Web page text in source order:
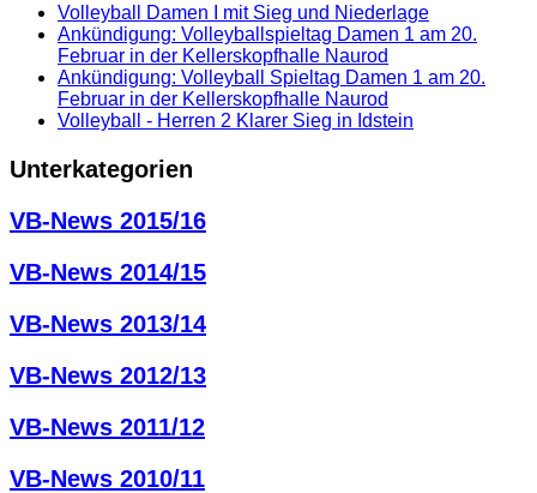
Volleyball Damen I mit Sieg und Niederlage
Ankündigung: Volleyballspieltag Damen 1 am 20.
Februar in der Kellerskopfhalle Naurod
Ankündigung: Volleyball Spieltag Damen 1 am 20.
Februar in der Kellerskopfhalle Naurod
Volleyball - Herren 2 Klarer Sieg in Idstein
Unterkategorien
VB-News 2015/16
VB-News 2014/15
VB-News 2013/14
VB-News 2012/13
VB-News 2011/12
VB-News 2010/11